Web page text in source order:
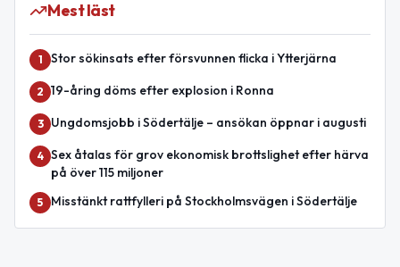
Mest läst
1 Stor sökinsats efter försvunnen flicka i Ytterjärna
2 19-åring döms efter explosion i Ronna
3 Ungdomsjobb i Södertälje – ansökan öppnar i augusti
4 Sex åtalas för grov ekonomisk brottslighet efter härva
på över 115 miljoner
5 Misstänkt rattfylleri på Stockholmsvägen i Södertälje